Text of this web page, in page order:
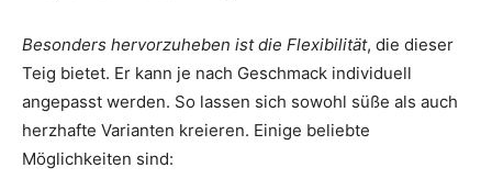
Besonders hervorzuheben ist die Flexibilität, die dieser
Teig bietet. Er kann je nach Geschmack individuell
angepasst werden. So lassen sich sowohl süße als auch
herzhafte Varianten kreieren. Einige beliebte
Möglichkeiten sind: